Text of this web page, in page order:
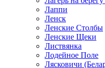
Лаппи
Ленск
Ленские Столбы
Ленские Щеки
Листвянка
Лодейное Поле
Лясковичи